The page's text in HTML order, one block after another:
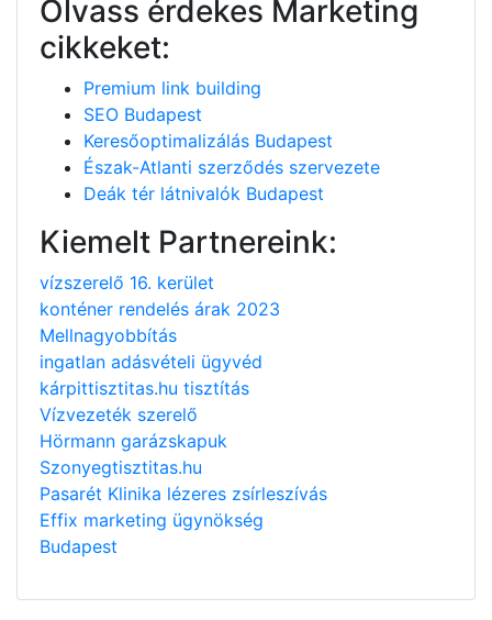
Olvass érdekes Marketing
cikkeket:
Premium link building
SEO Budapest
Keresőoptimalizálás Budapest
Észak-Atlanti szerződés szervezete
Deák tér látnivalók Budapest
Kiemelt Partnereink:
vízszerelő 16. kerület
konténer rendelés árak 2023
Mellnagyobbítás
ingatlan adásvételi ügyvéd
kárpittisztitas.hu tisztítás
Vízvezeték szerelő
Hörmann garázskapuk
Szonyegtisztitas.hu
Pasarét Klinika lézeres zsírleszívás
Effix marketing ügynökség
Budapest